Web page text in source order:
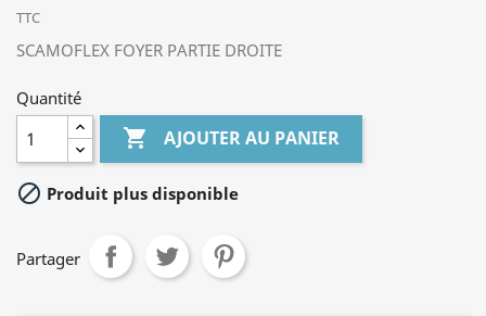
TTC
SCAMOFLEX FOYER PARTIE DROITE
Quantité
 AJOUTER AU PANIER
 Produit plus disponible
Partager